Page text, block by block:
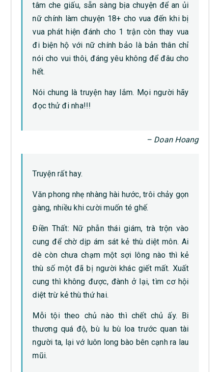
tâm che giấu, sẵn sàng bịa chuyện để an ủi
nữ chính làm chuyện 18+ cho vua đến khi bị
vua phát hiện đánh cho 1 trận còn thay vua
đi biện hộ với nữ chính bảo là bản thân chỉ
nói cho vui thôi, đáng yêu không để đâu cho
hết.
Nói chung là truyện hay lắm. Mọi người hãy
đọc thử đi nha!!!
– Doan Hoang
Truyện rất hay.
Văn phong nhẹ nhàng hài hước, trôi chảy gọn
gàng, nhiều khi cười muốn té ghế.
Điền Thất: Nữ phẫn thái giám, trà trộn vào
cung để chờ dịp ám sát kẻ thù diệt môn. Ai
dè còn chưa chạm một sợi lông nào thì kẻ
thù số một đã bị người khác giết mất. Xuất
cung thì không được, đành ở lại, tìm cơ hội
diệt trừ kẻ thù thứ hai.
Mỗi tội theo chủ nào thì chết chủ ấy. Bi
thương quá độ, bù lu bù loa trước quan tài
người ta, lại vớ luôn long bào bên cạnh ra lau
mũi.